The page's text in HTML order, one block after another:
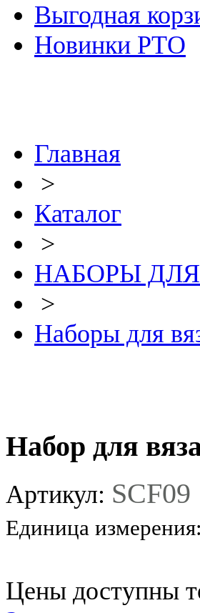
Выгодная
Новинки РТО
Главная
>
Каталог
>
НАБОРЫ
>
Наборы для
Набор для
Артикул: SCF09
Единица измерения:
Цены доступны